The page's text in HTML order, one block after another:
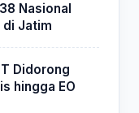
Nasional
di Jatim
Didorong
hingga EO